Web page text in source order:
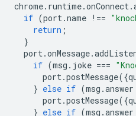
chrome. runtime.onConnect.
if (port.name !==
return ;
}
port.onMessage.
if (msg . joke ===
port.postMessage({
} else if (msg .answer
port.postMessage({
} else if (msg .answer